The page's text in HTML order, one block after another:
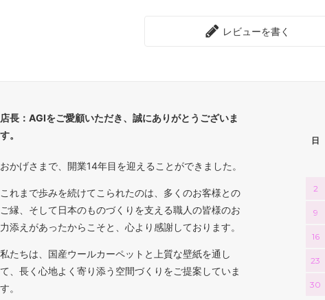
レビューを書く
店長：AGIをご愛顧いただき、誠にありがとうございま
す。
おかげさまで、開業14年目を迎えることができました。
これまで歩みを続けてこられたのは、多くのお客様との
ご縁、そして日本のものづくりを支える職人の皆様のお
力添えがあったからこそと、心より感謝しております。
私たちは、国産ウールカーペットと上質な壁紙を通し
て、長く心地よく寄り添う空間づくりをご提案していま
す。
日
2
9
16
23
30